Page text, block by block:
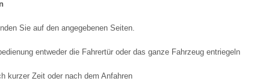
Sie auf den angegebenen Seiten.
entweder die Fahrertür oder das ganze Fahrzeug entriegeln
kurzer Zeit oder nach dem Anfahren